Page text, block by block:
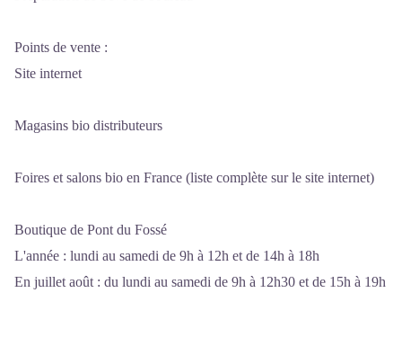
Points de vente :
Site internet
Magasins bio distributeurs
Foires et salons bio en France (liste complète sur le site internet)
Boutique de Pont du Fossé
L'année : lundi au samedi de 9h à 12h et de 14h à 18h
En juillet août : du lundi au samedi de 9h à 12h30 et de 15h à 19h